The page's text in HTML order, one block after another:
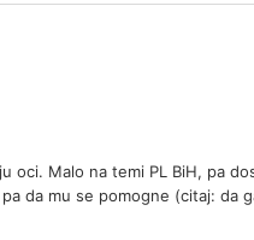
oci. Malo na temi PL BiH, pa
da mu se pomogne (citaj: da